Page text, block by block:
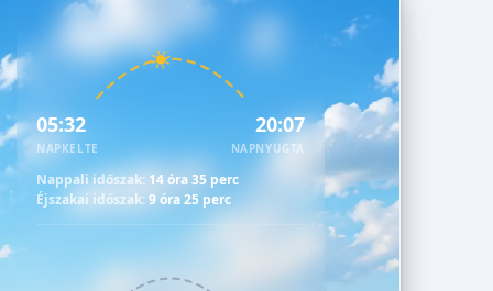
05:32
NAPKELTE
20:07
NAPNYUGTA
Nappali időszak: 14 óra 35 perc
Éjszakai időszak:9 óra 25 perc